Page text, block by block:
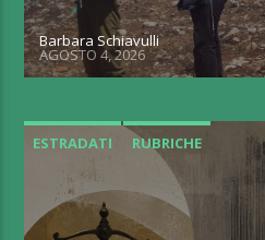
Barbara Schiavulli
AGOSTO 4, 2026
ESTRADATI RUBRICHE